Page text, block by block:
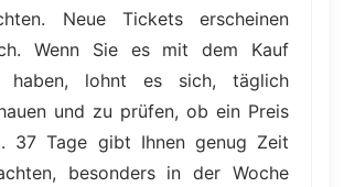
Neue Tickets erscheinen
Wenn Sie es mit dem Kauf
haben, lohnt es sich, täglich
und zu prüfen, ob ein Preis
37 Tage gibt Ihnen genug Zeit
besonders in der Woche